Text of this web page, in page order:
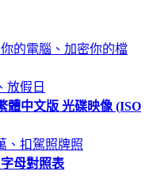
的電腦、加密你的檔
放假日
體中文版 光碟映像 (ISO
、扣駕照牌照
母對照表